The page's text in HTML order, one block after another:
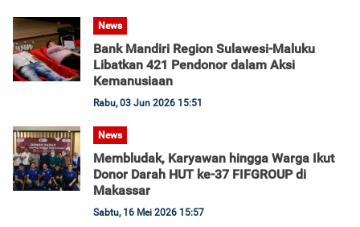
News
Bank Mandiri Region Sulawesi-Maluku
Libatkan 421 Pendonor dalam Aksi
Kemanusiaan
Rabu, 03 Jun 2026 15:51
News
Membludak, Karyawan hingga Warga Ikut
Donor Darah HUT ke-37 FIFGROUP di
Makassar
Sabtu, 16 Mei 2026 15:57